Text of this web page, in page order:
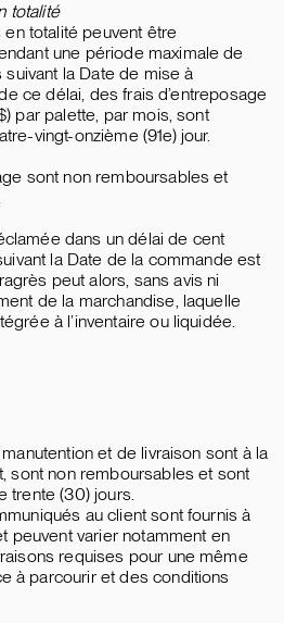
totalité
totalité peuvent être
une période maximale de
la Date de mise à
ce délai, des frais d’entreposage
par palette, par mois, sont
vingt-onzième (91e) jour.
sont non remboursables et
dans un délai de cent
la Date de la commande est
peut alors, sans avis ni
de la marchandise, laquelle
à l’inventaire ou liquidée.
et de livraison sont à la
sont non remboursables et sont
trente (30) jours.
au client sont fournis à
peuvent varier notamment en
requises pour une même
à parcourir et des conditions